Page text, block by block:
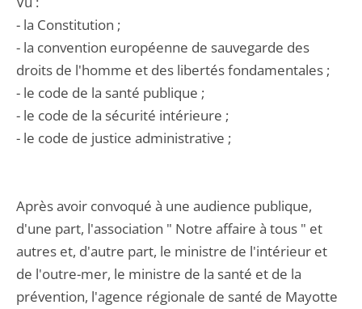
- la Constitution ;
- la convention européenne de sauvegarde des
droits de l'homme et des libertés fondamentales ;
- le code de la santé publique ;
- le code de la sécurité intérieure ;
- le code de justice administrative ;
Après avoir convoqué à une audience publique,
d'une part, l'association " Notre affaire à tous " et
autres et, d'autre part, le ministre de l'intérieur et
de l'outre-mer, le ministre de la santé et de la
prévention, l'agence régionale de santé de Mayotte